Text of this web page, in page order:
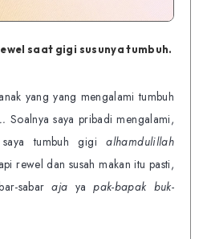
saat gigi susunya tumbuh.
yang yang mengalami tumbuh
Soalnya saya pribadi mengalami,
saya tumbuh gigialhamdulillah
rewel dan susah makan itu pasti,
sabaraja yapak-bapak buk-